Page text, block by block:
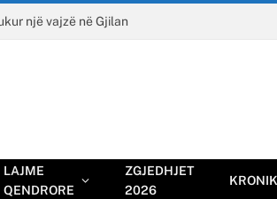
një vajzë në Gjilan
LAJME
QENDRORE
ZGJEDHJET
2026